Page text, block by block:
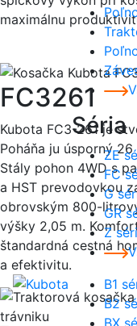
Séria
ZE
FC
G
GR
Z
B1
B2
maximálnu
FC3261
Kubota FC3-261 je
Poháňa ju úsporný
Stály pohon 4WD s
a HST prevodovkou
obrovským 800-
výšky 2,05 m.
štandardná cestná
a efektivitu.